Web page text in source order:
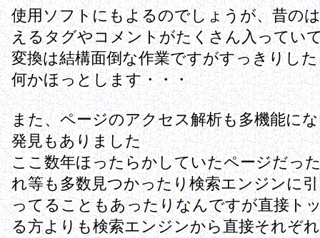
使用ソフトにもよるのでしょうが、昔の
えるタグやコメントがたくさん入ってい
変換は結構面倒な作業ですがすっきりし
何かほっとします・・・
また、ページのアクセス解析も多機能に
発見もありました
ここ数年ほったらかしていたページだっ
れ等も多数見つかったり検索エンジンに
ってることもあったりなんですが直接ト
る方よりも検索エンジンから直接それぞ